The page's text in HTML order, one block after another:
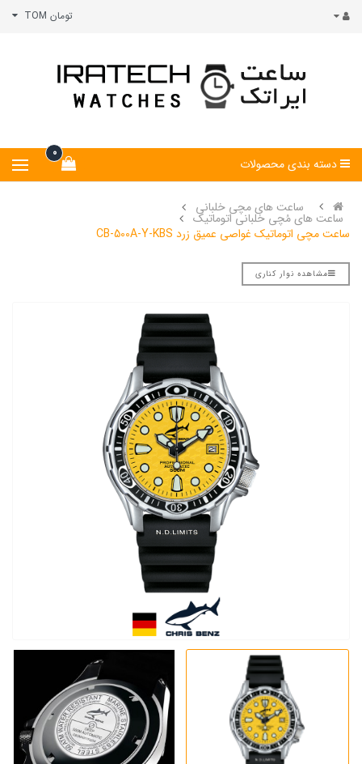
تومان TOM
0
دسته بندی محصولات
ساعت های مچی خلبانی
ساعت های مُچی خلبانی اتوماتیک
ساعت مچی اتوماتیک غواصی عمیق زرد CB-500A-Y-KBS
مشاهده نوار کناری